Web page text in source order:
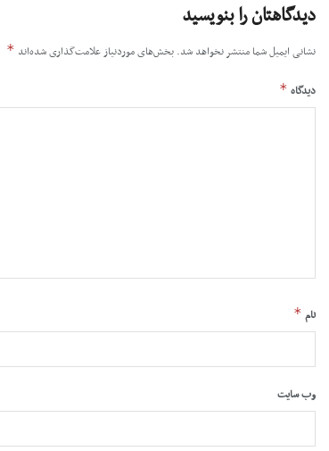
دیدگاهتان را بنویسید
نشانی ایمیل شما منتشر نخواهد شد. بخش‌های موردنیاز علامت‌گذاری شده‌اند *
دیدگاه *
نام *
وب‌ سایت